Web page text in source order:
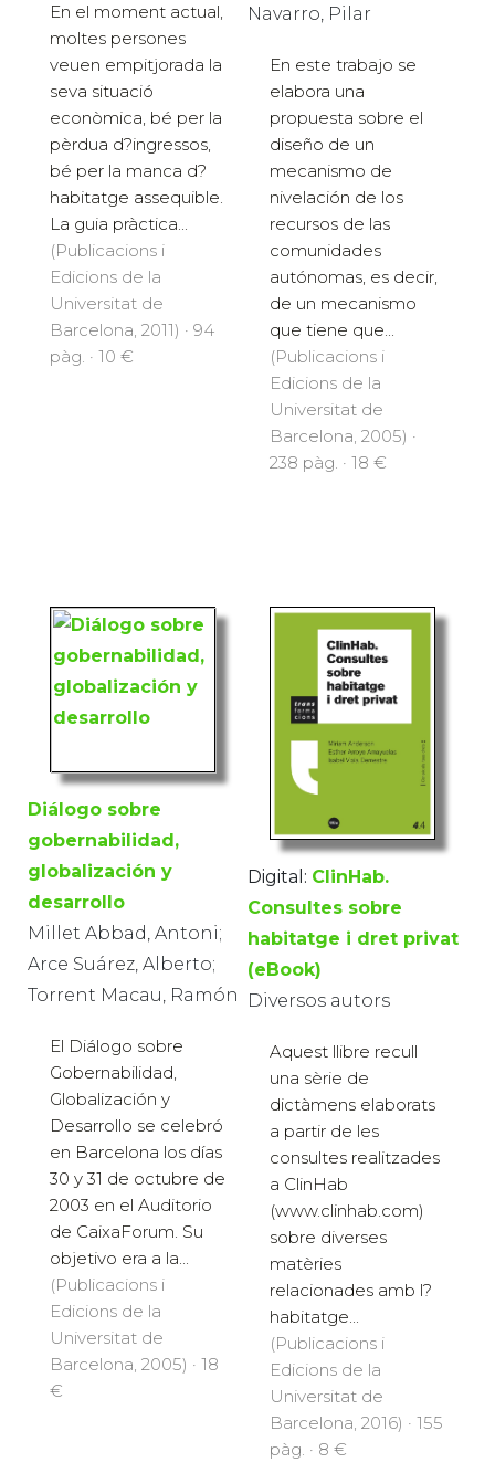
En el moment actual,
moltes persones
veuen empitjorada la
seva situació
econòmica, bé per la
pèrdua d?ingressos,
bé per la manca d?
habitatge assequible.
La guia pràctica...
(Publicacions i
Edicions de la
Universitat de
Barcelona, 2011) · 94
pàg. · 10 €
Navarro, Pilar
En este trabajo se
elabora una
propuesta sobre el
diseño de un
mecanismo de
nivelación de los
recursos de las
comunidades
autónomas, es decir,
de un mecanismo
que tiene que...
(Publicacions i
Edicions de la
Universitat de
Barcelona, 2005) ·
238 pàg. · 18 €
Diálogo sobre
gobernabilidad,
globalización y
desarrollo
Millet Abbad, Antoni;
Arce Suárez, Alberto;
Torrent Macau, Ramón
El Diálogo sobre
Gobernabilidad,
Globalización y
Desarrollo se celebró
en Barcelona los días
30 y 31 de octubre de
2003 en el Auditorio
de CaixaForum. Su
objetivo era a la...
(Publicacions i
Edicions de la
Universitat de
Barcelona, 2005) · 18
€
Digital: ClinHab.
Consultes sobre
habitatge i dret privat
(eBook)
Diversos autors
Aquest llibre recull
una sèrie de
dictàmens elaborats
a partir de les
consultes realitzades
a ClinHab
(www.clinhab.com)
sobre diverses
matèries
relacionades amb l?
habitatge...
(Publicacions i
Edicions de la
Universitat de
Barcelona, 2016) · 155
pàg. · 8 €